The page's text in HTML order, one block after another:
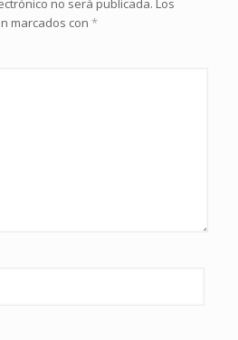
no será publicada. Los
marcados con *